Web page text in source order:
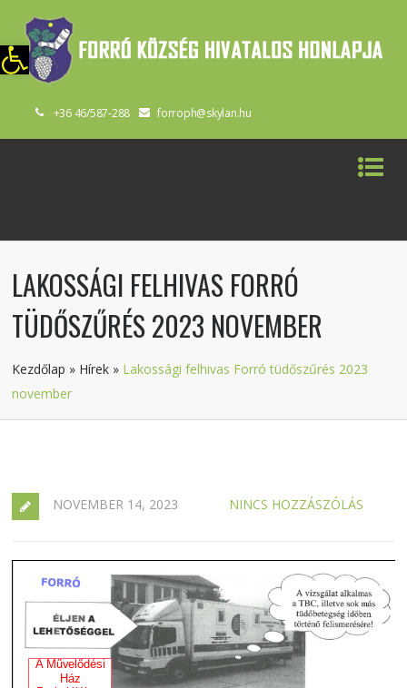
Eszköztár megnyitása
+36 46/587-288 forroph@skylan.hu
LAKOSSÁGI FELHIVAS FORRÓ
TÜDŐSZŰRÉS 2023 NOVEMBER
Kezdőlap » Hírek » Lakossági felhivas Forró tüdőszűrés 2023
november
NOVEMBER 14, 2023 NINCS HOZZÁSZÓLÁS